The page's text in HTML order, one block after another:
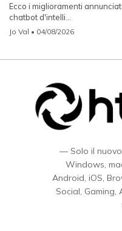
Ecco i miglioramenti
chatbot d'intelli...
Jo Val • 04/08/2026
— Solo il
Windows,
Android, iOS,
Social, Gaming,